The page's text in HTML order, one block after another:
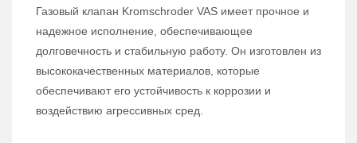
Газовый клапан Kromschroder VAS имеет прочное и
надежное исполнение, обеспечивающее
долговечность и стабильную работу. Он изготовлен из
высококачественных материалов, которые
обеспечивают его устойчивость к коррозии и
воздействию агрессивных сред.